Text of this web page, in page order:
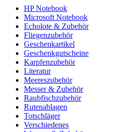
HP Notebook
Microsoft Notebook
Echolote & Zubehör
Fliegenzubehör
Geschenkartikel
Geschenkgutscheine
Karpfenzubehör
Literatur
Meereszubehör
Messer & Zubehör
Raubfischzubehör
Rutenablagen
Totschläger
Verschiedenes